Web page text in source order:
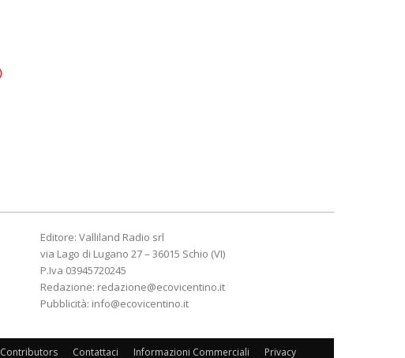
Editore: Valliland Radio srl
via Lago di Lugano 27 – 36015 Schio (VI)
P.Iva 03945720245
Redazione: redazione@ecovicentino.it
Pubblicità: info@ecovicentino.it
Contributors Contattaci Informazioni Commerciali Privacy